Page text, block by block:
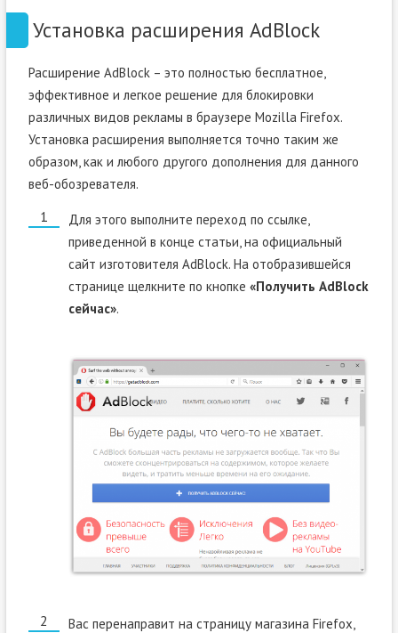
Установка расширения AdBlock
Расширение AdBlock – это полностью бесплатное,
эффективное и легкое решение для блокировки
различных видов рекламы в браузере Mozilla Firefox.
Установка расширения выполняется точно таким же
образом, как и любого другого дополнения для данного
веб-обозревателя.
Для этого выполните переход по ссылке,
приведенной в конце статьи, на официальный
сайт изготовителя AdBlock. На отобразившейся
странице щелкните по кнопке «Получить AdBlock
сейчас».
Вас перенаправит на страницу магазина Firefox,